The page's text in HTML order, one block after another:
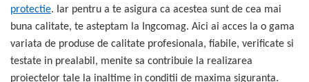
protectie. Iar pentru a te asigura ca acestea sunt de cea mai
buna calitate, te asteptam la Ingcomag. Aici ai acces la o gama
variata de produse de calitate profesionala, fiabile, verificate si
testate in prealabil, menite sa contribuie la realizarea
proiectelor tale la inaltime in conditii de maxima siguranta.